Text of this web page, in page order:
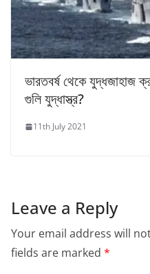
ভারতবর্ষ থেকে যুদ্ধজাহাজ
গুলি যুদ্ধাস্ত্র?
11th July 2021
Leave a Reply
Your email address will
fields are marked *